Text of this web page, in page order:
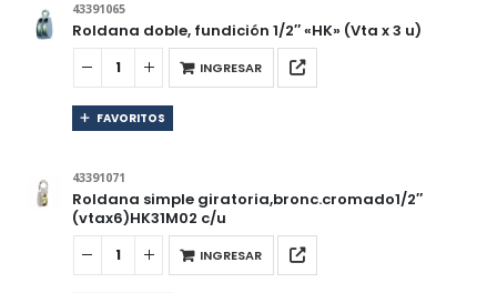
43391065
Roldana doble, fundición 1/2″ «HK» (Vta x 3 u)
INGRESAR
FAVORITOS
43391071
Roldana simple giratoria,bronc.cromado1/2″
(vtax6)HK31M02 c/u
INGRESAR